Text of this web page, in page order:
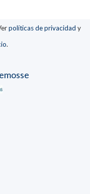
políticas de privacidad y
.